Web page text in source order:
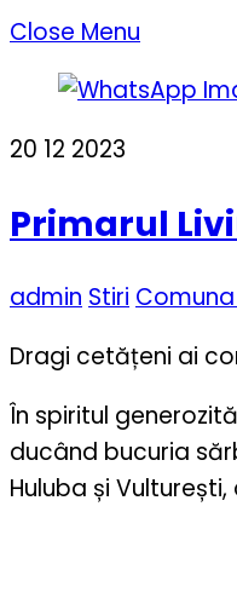
Close Menu
20 12 2023
Primarul
admin Stiri
Dragi cetățeni ai
În spiritul
ducând bucuria
Huluba și